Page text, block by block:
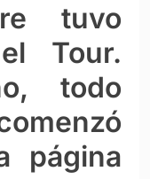
tuvo
Tour.
todo
página